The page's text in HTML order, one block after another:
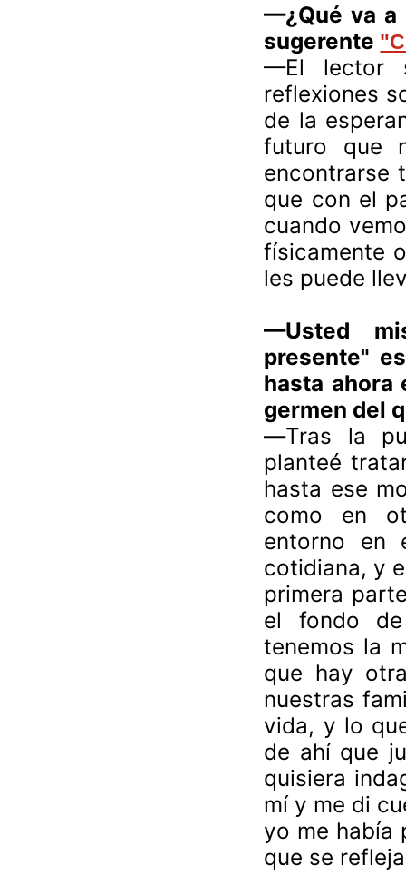
—¿Qué va a
sugerente
—El lector
reflexiones
de la
futuro que
encontrarse
que con el
cuando
físicamente
les puede
—Usted
presente"
hasta ahora
germen del
—Tras la
planteé
hasta ese
como en
entorno en
cotidiana, y
primera
el fondo
tenemos la
que hay
nuestras
vida, y lo
de ahí que
quisiera
mí y me di
yo me había
que se